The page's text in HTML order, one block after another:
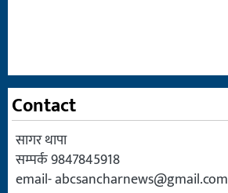
Contact
सागर थापा
सम्पर्क 9847845918
email-abcsancharnews@gmail.com